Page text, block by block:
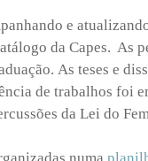
e
da Capes. As
As teses e
de trabalhos foi
da Lei do